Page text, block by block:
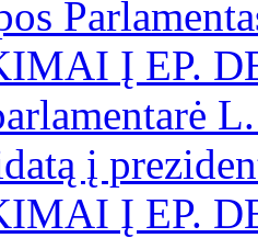
Į EP.
į
Į EP.